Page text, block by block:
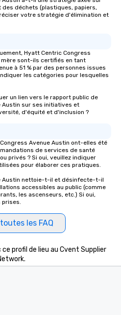
déchets (plastiques, papiers,
votre stratégie d'élimination et
Hyatt Centric Congress
sont-ils certifiés en tant
à 51 % par des personnes issues
les catégories pour lesquelles
un lien vers le rapport public de
Austin sur ses initiatives et
d'équité et d'inclusion ?
Avenue Austin ont-elles été
de services de santé
privés ? Si oui, veuillez indiquer
pour élaborer ces pratiques.
Austin nettoie-t-il et désinfecte-t-il
accessibles au public (comme
les ascenseurs, etc.) Si oui,
prises.
les FAQ
ce profil de lieu au Cvent Supplier